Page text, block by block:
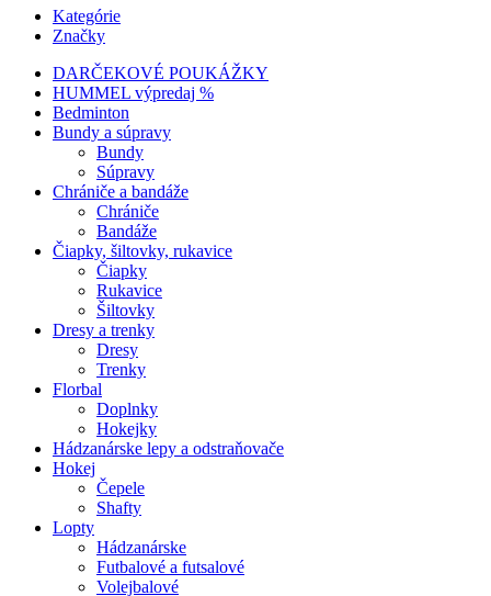
Kategórie
Značky
DARČEKOVÉ POUKÁŽKY
HUMMEL výpredaj %
Bedminton
Bundy a súpravy
Bundy
Súpravy
Chrániče a bandáže
Chrániče
Bandáže
Čiapky, šiltovky, rukavice
Čiapky
Rukavice
Šiltovky
Dresy a trenky
Dresy
Trenky
Florbal
Doplnky
Hokejky
Hádzanárske lepy a odstraňovače
Hokej
Čepele
Shafty
Lopty
Hádzanárske
Futbalové a futsalové
Volejbalové